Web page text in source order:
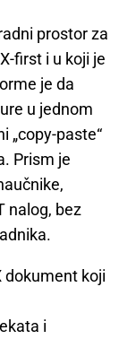
prostor za
first i u koji je
je da
u jednom
„copy-paste“
Prism je
nalog, bez
dokument koji
i